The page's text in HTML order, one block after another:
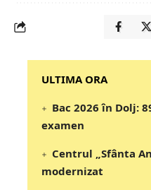
‎‎‎‎‎‎‎ULTIMA ORA
Bac 2026 în Dolj:
examen
Centrul „Sfânta
modernizat